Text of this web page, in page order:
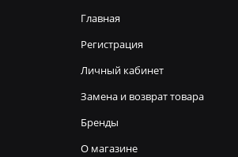
Главная
Регистрация
Личный кабинет
Замена и возврат товара
Бренды
О магазине